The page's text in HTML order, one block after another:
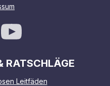
RATSCHLÄGE
Leitfäden